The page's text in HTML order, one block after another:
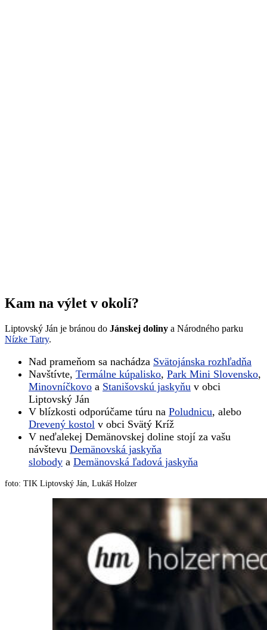
Kam na výlet v okolí?
Liptovský Ján je bránou do Jánskej doliny a Národného parku
Nízke Tatry.
Nad prameňom sa nachádza Svätojánska rozhľadňa
Navštívte, Termálne kúpalisko, Park Mini Slovensko,
Minovníčkovo a Stanišovskú jaskyňu v obci
Liptovský Ján
V blízkosti odporúčame túru na Poludnicu, alebo
Drevený kostol v obci Svätý Kríž
V neďalekej Demänovskej doline stojí za vašu
návštevu Demänovská jaskyňa
slobody a Demänovská ľadová jaskyňa
foto: TIK Liptovský Ján, Lukáš Holzer